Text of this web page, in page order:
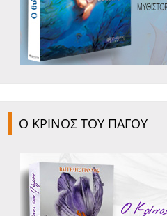
Ο ΚΡΙΝΟΣ ΤΟΥ ΠΑΓΟΥ